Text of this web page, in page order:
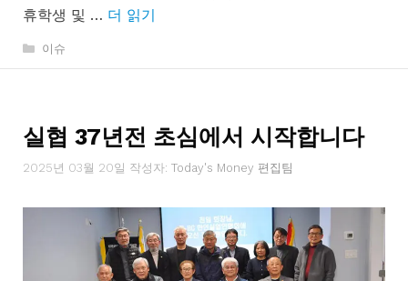
휴학생 및 … 더 읽기
카
이슈
실협 37년전 초심에서 시작합니다
2025년 03월 20일 작성자: Today's Money 편집팀